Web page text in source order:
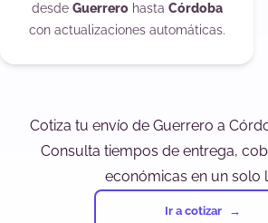
desde Guerrerohasta Córdoba
con actualizaciones automáticas.
Cotiza tu envío de Guerrero a
Consulta tiempos de entrega,
económicas en un solo
Ir a cotizar